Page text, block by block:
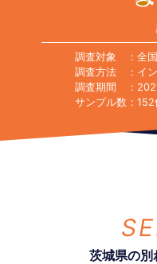
調査対象
：全国
調査方法
：イ
調査期間
：
サンプル数：152
茨城県の別